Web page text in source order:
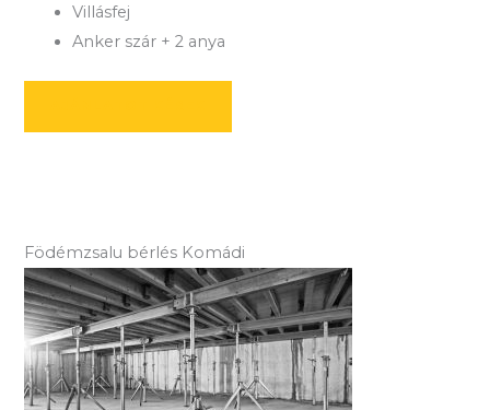
Villásfej
Anker szár + 2 anya
Födémzsalu bérlés Komádi